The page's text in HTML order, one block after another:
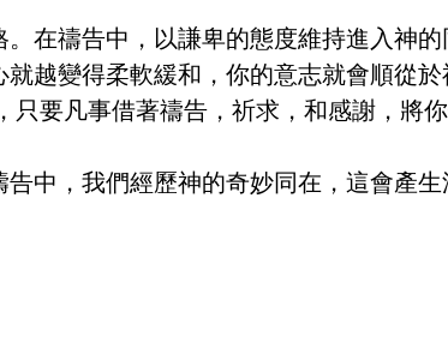
在禱告中，以謙卑的態度維持進入神
越變得柔軟緩和，你的意志就會順從
只要凡事借著禱告，祈求，和感謝，將
中，我們經歷神的奇妙同在，這會產